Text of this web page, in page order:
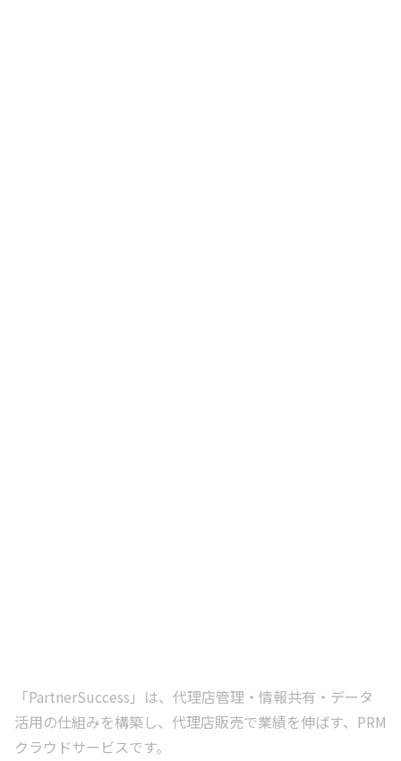
「PartnerSuccess」は、代理店管理・情報共有・データ
活用の仕組みを構築し、代理店販売で業績を伸ばす、PRM
クラウドサービスです。